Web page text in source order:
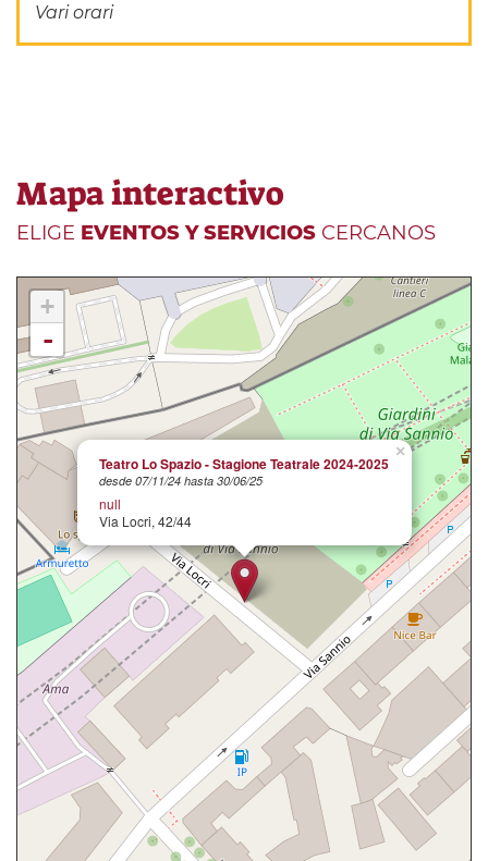
Vari orari
Mapa interactivo
ELIGE EVENTOS Y SERVICIOS CERCANOS
×
Teatro Lo Spazio - Stagione Teatrale 2024-2025
desde 07/11/24 hasta 30/06/25
null
Via Locri, 42/44
+
-